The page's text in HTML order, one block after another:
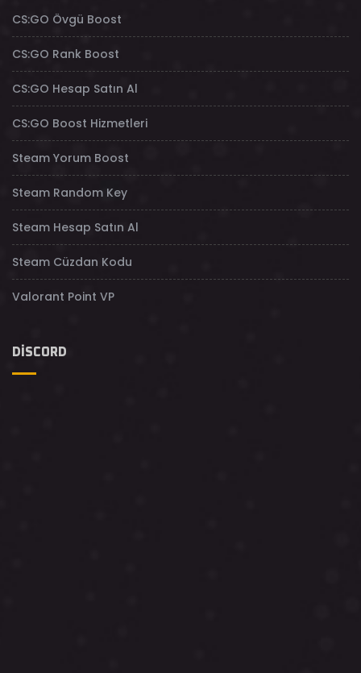
CS:GO Övgü Boost
CS:GO Rank Boost
CS:GO Hesap Satın Al
CS:GO Boost Hizmetleri
Steam Yorum Boost
Steam Random Key
Steam Hesap Satın Al
Steam Cüzdan Kodu
Valorant Point VP
DISCORD